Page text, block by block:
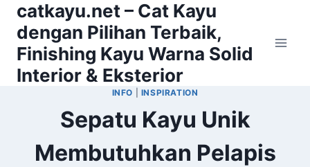
Skip
content
catkayu.net – Cat Kayu
dengan Pilihan Terbaik,
Finishing Kayu Warna Solid
Interior & Eksterior
INFO INSPIRATION
Sepatu Kayu Unik
Membutuhkan Pelapis